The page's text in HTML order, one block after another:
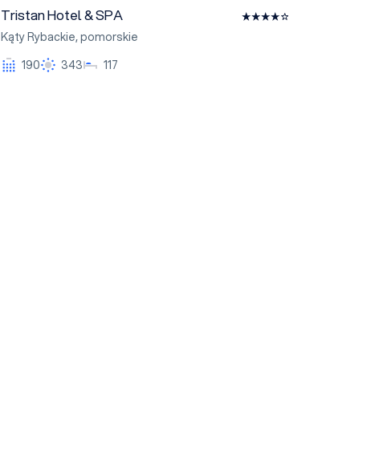
Tristan Hotel & SPA
Kąty Rybackie,pomorskie
190
343 117